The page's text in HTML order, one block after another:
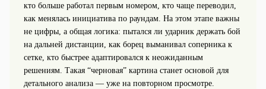
кто больше работал первым номером, кто чаще переводил,
как менялась инициатива по раундам. На этом этапе важны
не цифры, а общая логика: пытался ли ударник держать бой
на дальней дистанции, как борец выманивал соперника к
сетке, кто быстрее адаптировался к неожиданным
решениям. Такая “черновая” картина станет основой для
детального анализа — уже на повторном просмотре.